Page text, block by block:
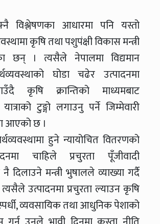
विश्लेषणका आधारमा पनि यस्तो
कृषि तथा पशुपंक्षी विकास मन्त्री
छन् । त्यसैले नेपालमा विद्यमान
घोडा चढेर उत्पादनमा
कृषि क्रान्तिको माध्यमबाट
टुङ्गो लगाउनु पर्ने जिम्मेवारी
आएको छ ।
हुने न्यायोचित वितरणको
चाहिले प्रचुरता पूँजीवादी
दिलाउने मन्त्री भुषालले व्याख्या गर्दै
उत्पादनमा प्रचुरता ल्याउन कृषि
व्यवसायिक तथा आधुनिक पेशाको